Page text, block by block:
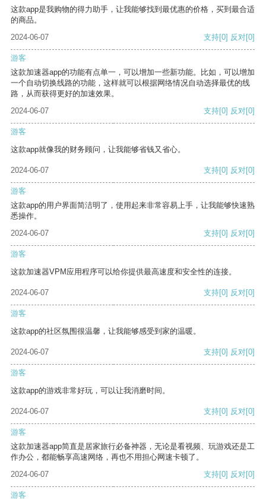
这款app是我购物的得力助手，让我能够找到最优惠的价格，买到最合适
的商品。
2024-06-07
支持[0] 反对[0]
游客
这款加速器app的功能有点单一，可以增加一些新功能。比如，可以增加
一个自动切换线路的功能，这样就可以根据网络情况自动选择最优的线
路，从而获得更好的加速效果。
2024-06-07
支持[0] 反对[0]
游客
这款app就像我的财务顾问，让我能够省钱又省心。
2024-06-07 支持[0] 反对[0]
游客
这款app的用户界面简洁明了，使用起来非常容易上手，让我能够快速熟
悉操作。
2024-06-07
支持[0] 反对[0]
游客
这款加速器VPM应用程序可以给你提供最高速度和安全性的连接。
2024-06-07 支持[0] 反对[0]
游客
这款app的社区氛围很温馨，让我能够感受到家的温暖。
2024-06-07 支持[0] 反对[0]
游客
这款app的游戏非常好玩，可以让我消磨时间。
2024-06-07 支持[0] 反对[0]
游客
这款加速器app简直是居家旅行必备神器，无论是看视频、玩游戏还是工
作办公，都能畅享高速网络，再也不用担心网速卡顿了。
2024-06-07
支持[0] 反对[0]
游客